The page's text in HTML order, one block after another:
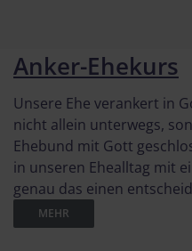
Anker-Ehekurs
Unsere Ehe verankert in
nicht allein unterwegs,
Ehebund mit Gott
in unseren Ehealltag mit
genau das einen
MEHR